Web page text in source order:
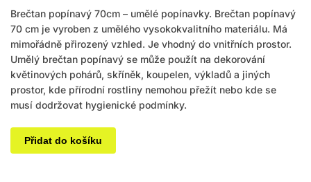
Brečtan popínavý 70cm – umělé popínavky. Brečtan popínavý
70 cm je vyroben z umělého vysokokvalitního materiálu. Má
mimořádně přirozený vzhled. Je vhodný do vnitřních prostor.
Umělý brečtan popínavý se může použít na dekorování
květinových pohárů, skříněk, koupelen, výkladů a jiných
prostor, kde přírodní rostliny nemohou přežít nebo kde se
musí dodržovat hygienické podmínky.
Přidat do košíku